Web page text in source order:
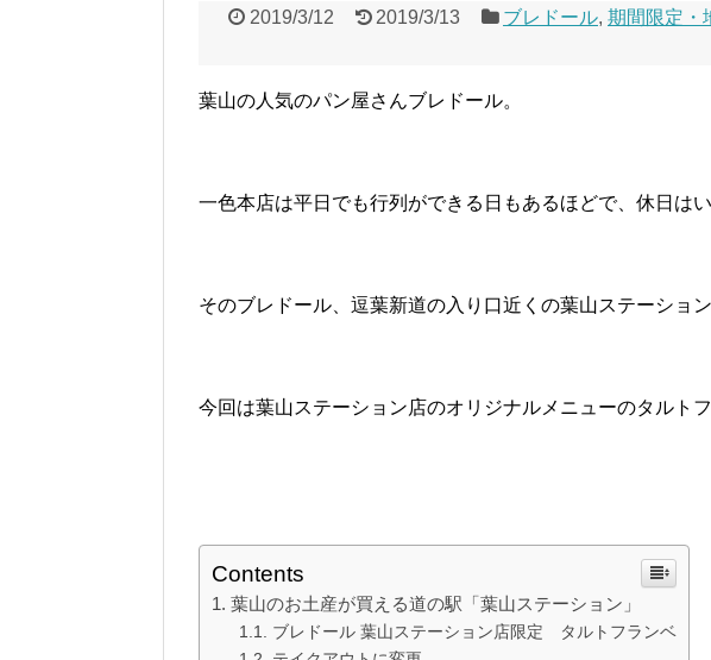
2019/3/12 2019/3/13 ブレドール, 期間限定・
葉山の人気のパン屋さんブレドール。
一色本店は平日でも行列ができる日もあるほどで、休日は
そのブレドール、逗葉新道の入り口近くの葉山ステーショ
今回は葉山ステーション店のオリジナルメニューのタルト
Contents
葉山のお土産が買える道の駅「葉山ステーション」
ブレドール 葉山ステーション店限定 タルトフランベ